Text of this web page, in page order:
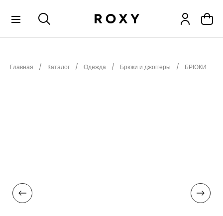
ПЛЯЖНАЯ ОДЕЖДА
АКСЕССУАРЫ
Главная Каталог Одежда Брюки и джоггеры БРЮКИ